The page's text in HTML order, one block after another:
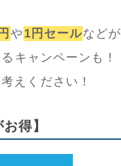
や 1円セールなどが
キャンペーンも！
えください！
得】